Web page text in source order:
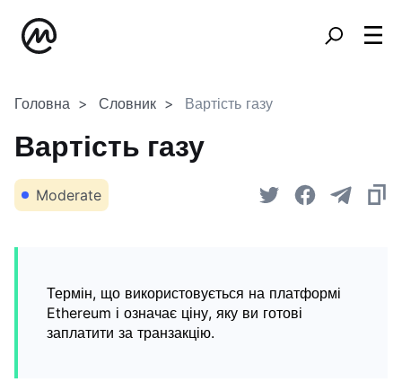
Головна Словник Вартість газу
Вартість газу
Moderate
Термін, що використовується на платформі
Ethereum і означає ціну, яку ви готові
заплатити за транзакцію.